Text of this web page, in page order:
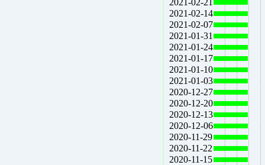
2021-02-21
2021-02-14
2021-02-07
2021-01-31
2021-01-24
2021-01-17
2021-01-10
2021-01-03
2020-12-27
2020-12-20
2020-12-13
2020-12-06
2020-11-29
2020-11-22
2020-11-15